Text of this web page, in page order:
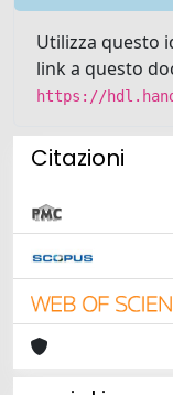
Utilizza questo
link a questo
https://
Citazioni